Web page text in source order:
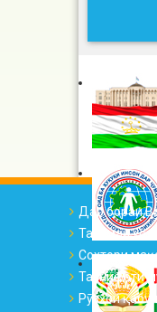
Дар бораи
Тарҷумаи
Сохтори
Таснифоти
Рӯзҳои қабул